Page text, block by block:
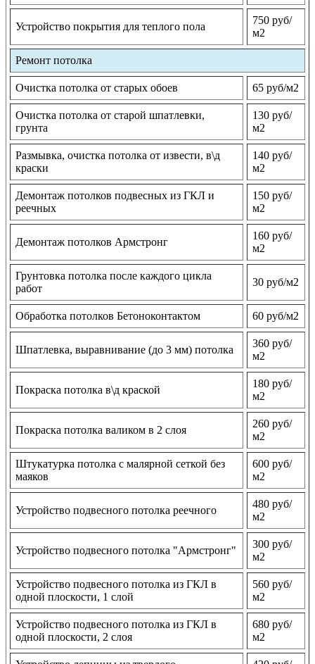
Устройство покрытия для теплого пола
750 руб/
м2
Ремонт потолка
Очистка потолка от старых обоев 65 руб/м2
Очистка потолка от старой шпатлевки,
грунта
130 руб/
м2
Размывка, очистка потолка от извести, в\д
краски
140 руб/
м2
Демонтаж потолков подвесных из ГКЛ и
реечных
150 руб/
м2
Демонтаж потолков Армстронг
160 руб/
м2
Грунтовка потолка после каждого цикла
работ
30 руб/м2
Обработка потолков Бетоноконтактом 60 руб/м2
Шпатлевка, выравнивание (до 3 мм) потолка
360 руб/
м2
Покраска потолка в\д краской
180 руб/
м2
Покраска потолка валиком в 2 слоя
260 руб/
м2
Штукатурка потолка с малярной сеткой без
маяков
600 руб/
м2
Устройство подвесного потолка реечного
480 руб/
м2
Устройство подвесного потолка "Армстронг"
300 руб/
м2
Устройство подвесного потолка из ГКЛ в
одной плоскости, 1 слой
560 руб/
м2
Устройство подвесного потолка из ГКЛ в
одной плоскости, 2 слоя
680 руб/
м2